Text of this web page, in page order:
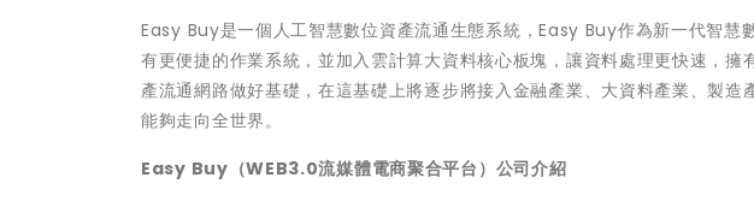
Easy Buy是一個人工智慧數位資產流通生態系統，Easy Buy作為新一代智慧
有更便捷的作業系統，並加入雲計算大資料核心板塊，讓資料處理更快速，擁
產流通網路做好基礎，在這基礎上將逐步將接入金融產業、大資料產業、製
能夠走向全世界。
Easy Buy（WEB3.0流媒體電商聚合平台）公司介紹